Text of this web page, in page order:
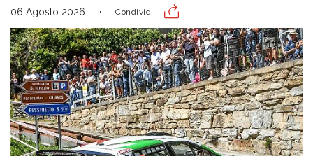
06 Agosto 2026 Condividi